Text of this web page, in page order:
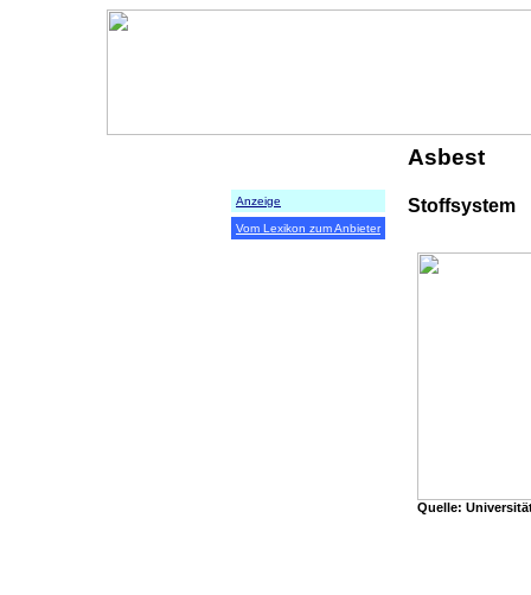
Anzeige
Vom Lexikon zum Anbieter
Asbest
Stoffsystem
Quelle: